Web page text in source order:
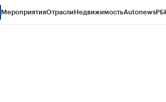
МероприятияОтраслиНедвижимостьAutonews